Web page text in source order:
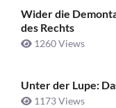
Wider die
des Rechts
1260 Views
Unter der Lupe:
1173 Views